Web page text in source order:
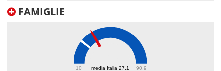
FAMIGLIE
media Italia 27.1
10 90.9